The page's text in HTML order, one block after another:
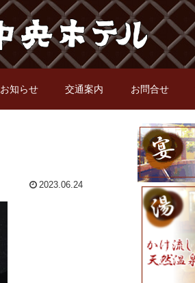
お知らせ 交通案内 お問合せ
2023.06.24